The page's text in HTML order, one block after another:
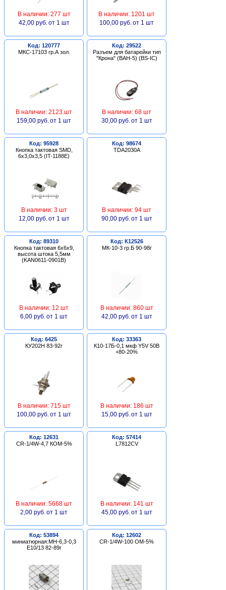
В наличии: 277 шт
42,00 руб. от 1 шт
В наличии: 1201 шт
100,00 руб. от 1 шт
Код: 120777
МКС-17103 гр.А зол.
В наличии: 2123 шт
159,00 руб. от 1 шт
Код: 29522
Разъем для батарейки тип
"Крона" (BAH-5) (BS-IC)
В наличии: 68 шт
30,00 руб. от 1 шт
Код: 95928
Кнопка тактовая SMD,
6х3,0х3,5 (IT-1188E)
В наличии: 3 шт
12,00 руб. от 1 шт
Код: 98674
TDA2030A
В наличии: 94 шт
90,00 руб. от 1 шт
Код: 89310
Кнопка тактовая 6х6х9,
высота штока 5,5мм
(KAN0611-0901B)
В наличии: 12 шт
6,00 руб. от 1 шт
Код: К12526
МК-10-3 гр.Б 90-98г
В наличии: 860 шт
42,00 руб. от 1 шт
Код: 6425
КУ202Н 83-92г
В наличии: 715 шт
100,00 руб. от 1 шт
Код: 33363
К10-17Б-0,1 мкф Y5V 50В
+80-20%
В наличии: 186 шт
15,00 руб. от 1 шт
Код: 12631
CR-1/4W-4,7 КОМ-5%
В наличии: 5668 шт
2,00 руб. от 1 шт
Код: 57414
L7812CV
В наличии: 141 шт
45,00 руб. от 1 шт
Код: 53894
миниатюрная:МН-6,3-0,3
Е10/13 82-89г
Код: 12602
CR-1/4W-100 ОМ-5%